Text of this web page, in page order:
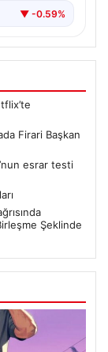
▼ -0.59%
Firari Başkan
esrar testi
Şeklinde